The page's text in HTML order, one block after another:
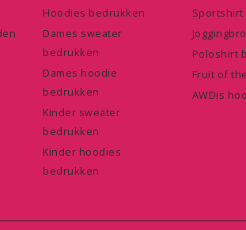
Hoodies bedrukken
Dames sweater
bedrukken
Dames hoodie
bedrukken
Kinder sweater
bedrukken
Kinder hoodies
bedrukken
Poloshirt
Fruit of
AWDis